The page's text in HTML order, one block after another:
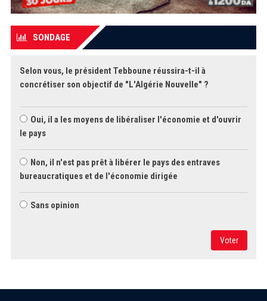
SONDAGE
Selon vous, le président Tebboune réussira-t-il à
concrétiser son objectif de "L'Algérie Nouvelle" ?
Oui, il a les moyens de libéraliser l'économie et d'ouvrir
le pays
Non, il n'est pas prêt à libérer le pays des entraves
bureaucratiques et de l'économie dirigée
Sans opinion
Voter